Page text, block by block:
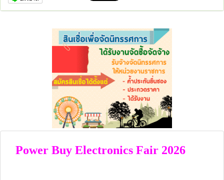
Power Buy Electronics Fair 2026